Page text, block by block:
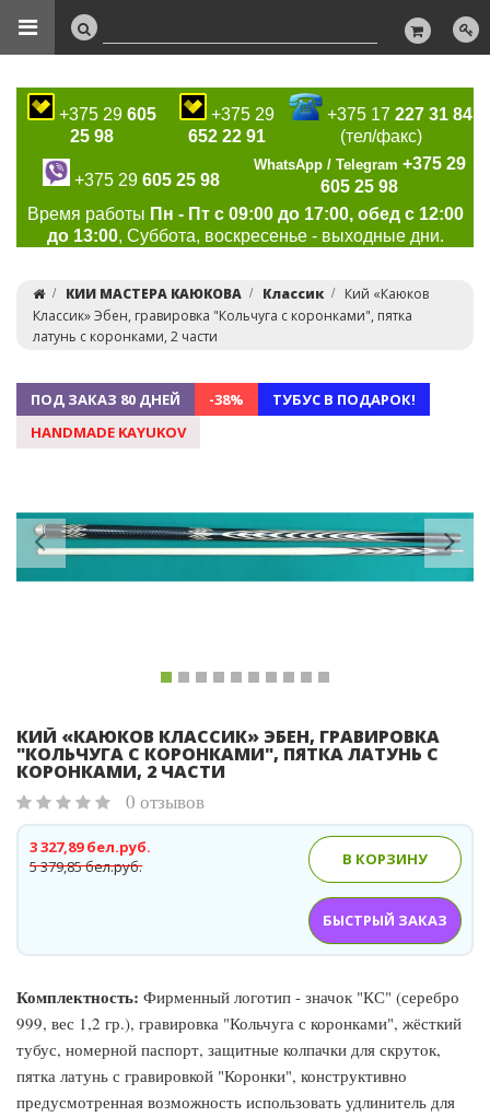
+375 29 605
25 98
+375 29
652 22 91
+375 17227 31 84
(тел/факс)
+375 29 605 25 98
WhatsApp / Telegram +375 29
605 25 98
Время работы Пн - Пт с 09:00 до 17:00, обед с 12:00
до 13:00, Суббота, воскресенье - выходные дни.
КИИ МАСТЕРА КАЮКОВА Классик
Кий «Каюков
Классик» Эбен, гравировка "Кольчуга с коронками", пятка
латунь с коронками, 2 части
ПОД ЗАКАЗ 80 ДНЕЙ -38%
ТУБУС В ПОДАРОК!
HANDMADE KAYUKOV
КИЙ «КАЮКОВ КЛАССИК» ЭБЕН, ГРАВИРОВКА
"КОЛЬЧУГА С КОРОНКАМИ", ПЯТКА ЛАТУНЬ С
КОРОНКАМИ, 2 ЧАСТИ
0 отзывов
5 379,85 бел.руб.
3 327,89 бел.руб.
В КОРЗИНУ
БЫСТРЫЙ ЗАКАЗ
Комплектность: Фирменный логотип - значок "КС" (серебро
999, вес 1,2 гр.), гравировка "Кольчуга с коронками", жёсткий
тубус, номерной паспорт, защитные колпачки для скруток,
пятка латунь с гравировкой "Коронки", конструктивно
предусмотренная возможность использовать удлинитель для